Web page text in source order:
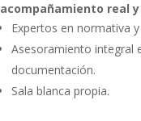
acompañamiento real
Expertos en normativa
Asesoramiento integral
documentación.
Sala blanca propia.